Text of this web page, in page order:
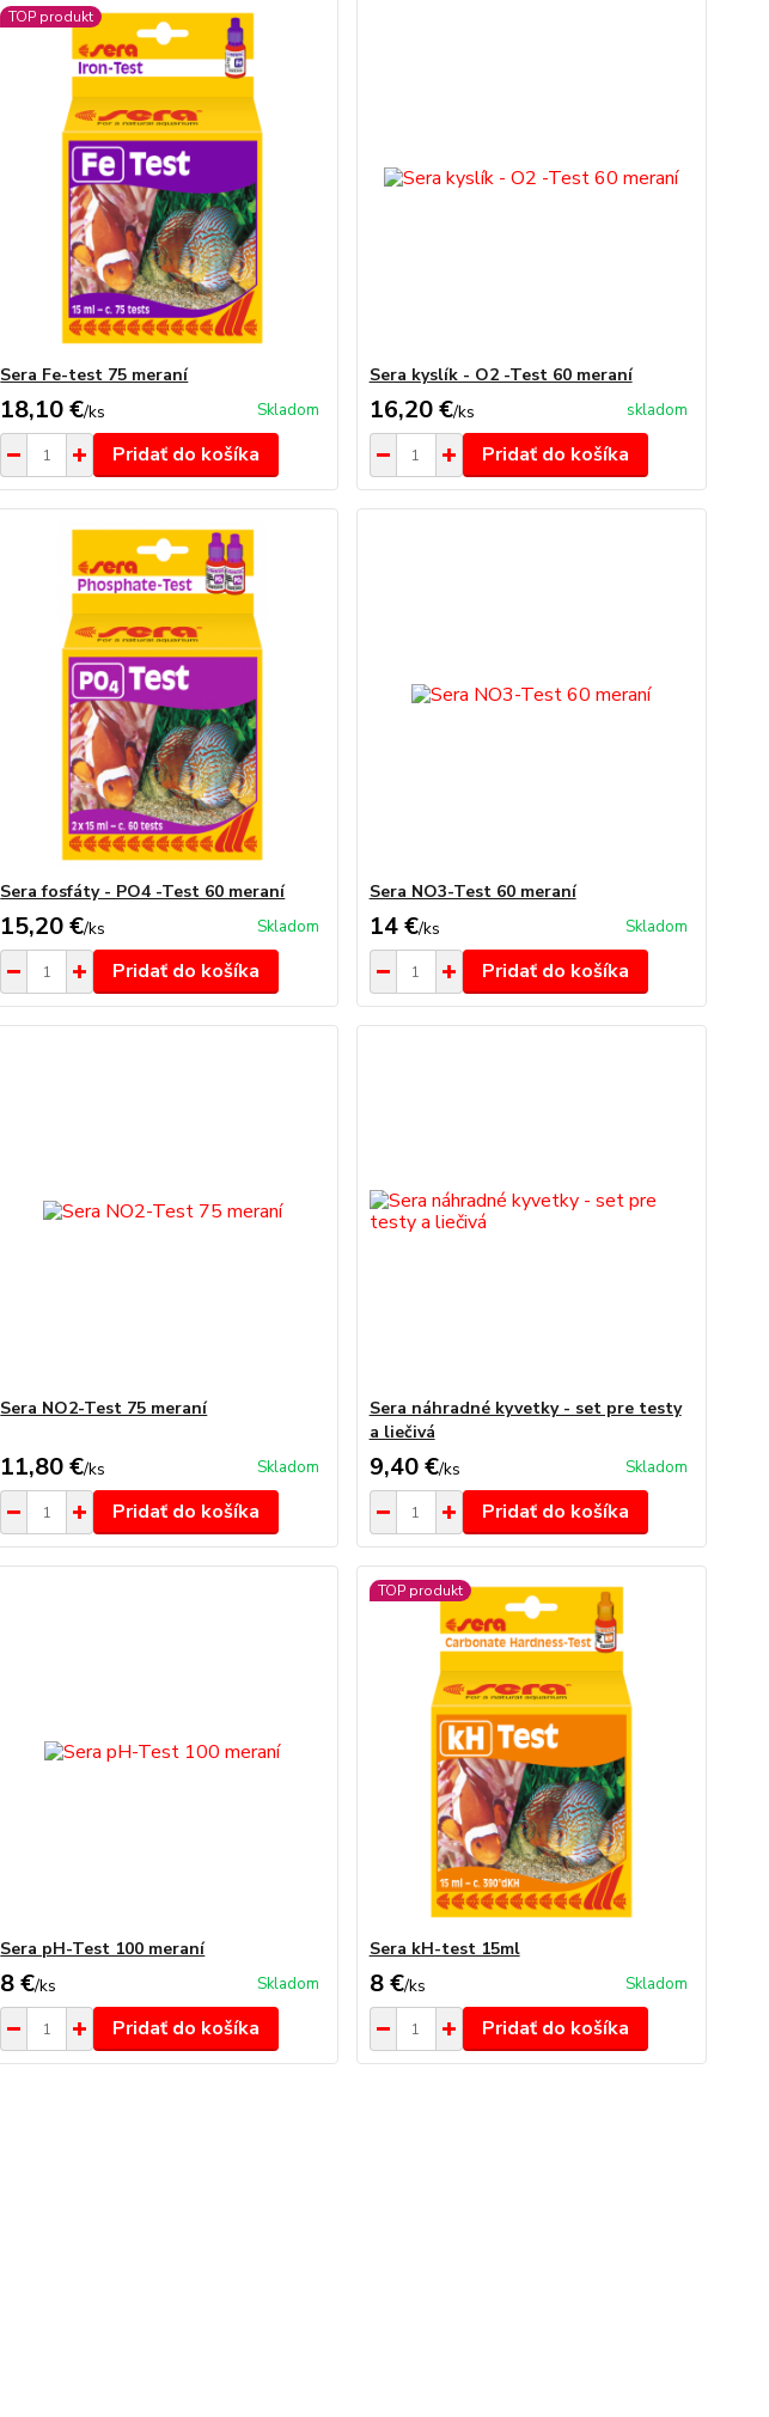
TOP produkt
Sera Fe-test 75 meraní
18,10 €/ks Skladom
Pridať do košíka
Sera kyslík - O2 -Test 60 meraní
16,20 €/ks skladom
Pridať do košíka
Sera fosfáty - PO4 -Test 60 meraní
15,20 €/ks Skladom
Pridať do košíka
Sera NO3-Test 60 meraní
14 €/ks Skladom
Pridať do košíka
Sera NO2-Test 75 meraní
11,80 €/ks Skladom
Pridať do košíka
Sera náhradné kyvetky - set pre testy
a liečivá
9,40 €/ks Skladom
Pridať do košíka
Sera pH-Test 100 meraní
8 €/ks Skladom
Pridať do košíka
TOP produkt
Sera kH-test 15ml
8 €/ks Skladom
Pridať do košíka